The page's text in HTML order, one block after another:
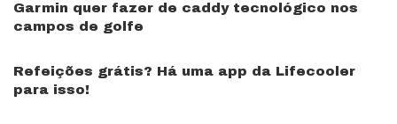
Garmin quer fazer de caddy tecnológico nos
campos de golfe
Refeições grátis? Há uma app da Lifecooler
para isso!